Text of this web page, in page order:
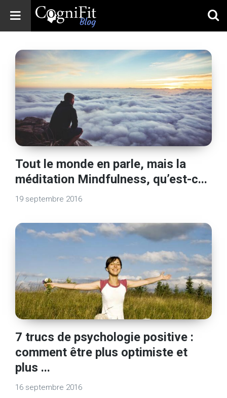
Blog: Brain
Health
News
Brain Training,
Mental Health, and
Wellness
Tout le monde en parle, mais la
méditation Mindfulness, qu’est-c...
19 septembre 2016
7 trucs de psychologie positive :
comment être plus optimiste et
plus ...
16 septembre 2016